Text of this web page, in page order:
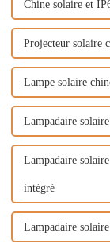
Chine solaire et
Projecteur solaire
Lampe solaire
Lampadaire
Lampadaire
intégré
Lampadaire